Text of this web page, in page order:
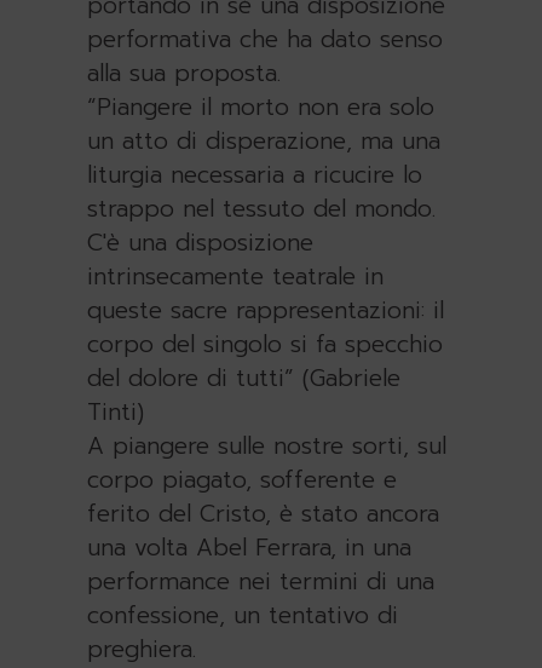
performativa che ha dato senso
alla sua proposta.
“Piangere il morto non era solo
un atto di disperazione, ma una
liturgia necessaria a ricucire lo
strappo nel tessuto del mondo.
C'è una disposizione
intrinsecamente teatrale in
queste sacre rappresentazioni: il
corpo del singolo si fa specchio
del dolore di tutti” (Gabriele
Tinti)
A piangere sulle nostre sorti, sul
corpo piagato, sofferente e
ferito del Cristo, è stato ancora
una volta Abel Ferrara, in una
performance nei termini di una
confessione, un tentativo di
preghiera.